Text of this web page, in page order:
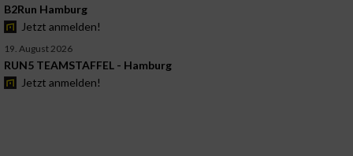
B2Run Hamburg
Jetzt anmelden!
19. August 2026
RUN5 TEAMSTAFFEL - Hamburg
Jetzt anmelden!